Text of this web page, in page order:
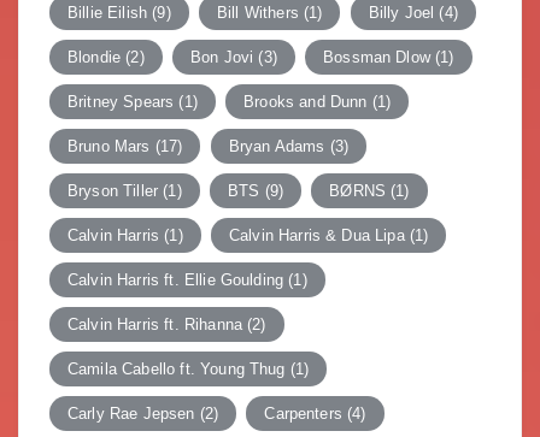
Billie Eilish (9) Bill Withers (1) Billy Joel (4)
Blondie (2) Bon Jovi (3) Bossman Dlow(1)
Britney Spears (1) Brooks and Dunn (1)
Bruno Mars (17) Bryan Adams (3)
Bryson Tiller (1) BTS (9) BØRNS (1)
Calvin Harris (1) Calvin Harris & Dua Lipa(1)
Calvin Harris ft. Ellie Goulding (1)
Calvin Harris ft. Rihanna (2)
Camila Cabello ft. Young Thug (1)
Carly Rae Jepsen (2) Carpenters (4)